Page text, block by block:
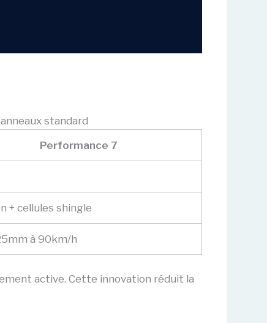
standard
Performance 7
+ cellules shingle
à 90km/h
active. Cette innovation réduit la